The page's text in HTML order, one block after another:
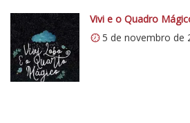
Vivi e o Quadro
5 de novembro de